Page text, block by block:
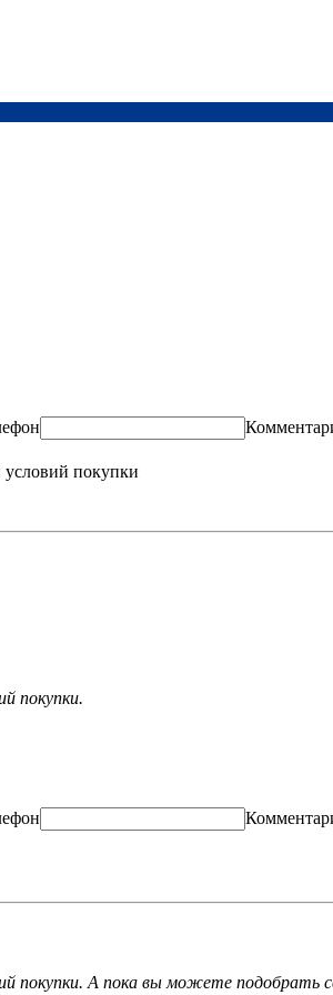
условий покупки
покупки.
покупки. А пока вы можете подобрать